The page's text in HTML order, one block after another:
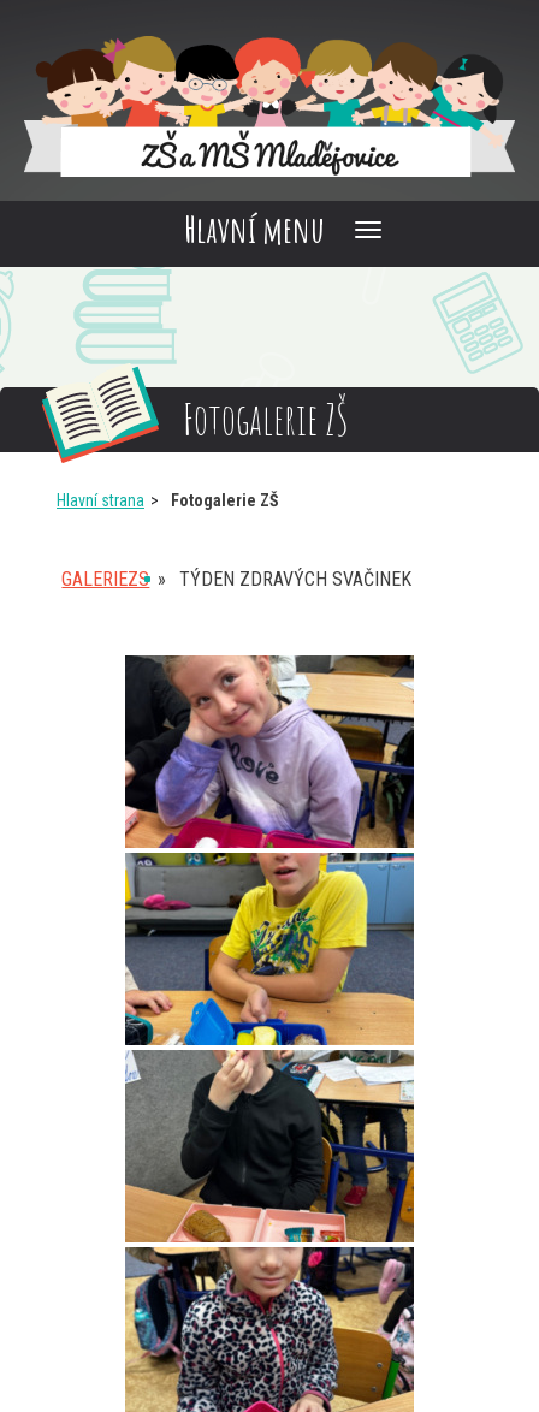
Hlavní menu
Fotogalerie ZŠ
Hlavní strana Fotogalerie ZŠ
GALERIEZS » TÝDEN ZDRAVÝCH SVAČINEK